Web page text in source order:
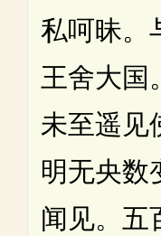
私呵昧。
王舍大国
未至遥见
明无央数
闻见。五